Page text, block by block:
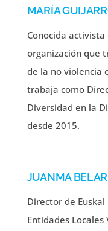
MARÍA
Conocida activista
organización que
de la no violencia
trabaja como
Diversidad en la
desde 2015.
JUANMA
Director de
Entidades Locales